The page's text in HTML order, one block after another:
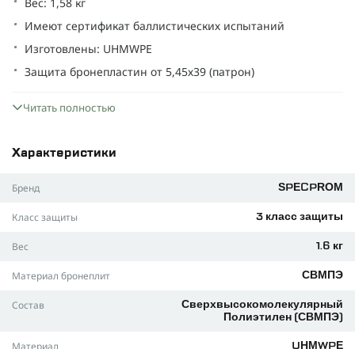
Имеют сертификат баллистических испытаний
Изготовлены: UHMWPE
Защита бронепластин от 5,45х39 (патрон)
Используется для груди и спины.
Возможность многократного попадания более 3-х
Независимые испытания в лаборатории.
Комплектация- 2 шт.
Вес комплекта бронеплит - 3,16 кг.
Бронепластина 3 класса, купить которую вы можете в
Читать полностью
Характеристики
Бренд SPECPROM
Класс защиты 3 класс защиты
Вес 1.6 кг
Материал бронеплит СВМПЭ
Состав
Сверхвысокомолекулярный
Полиэтилен (СВМПЭ)
Материал
UHMWPE